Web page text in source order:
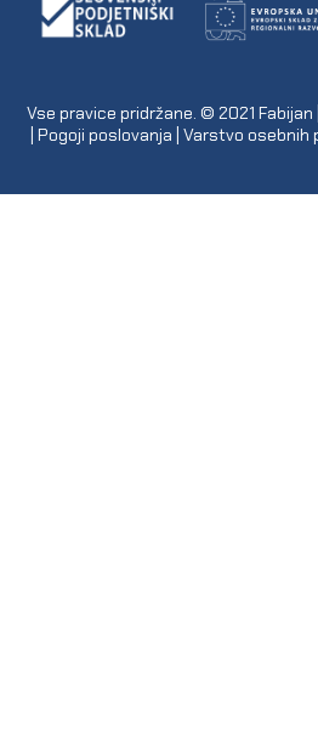
Vse pravice pridržane. © 2021 Fabijan
Pogoji poslovanja Varstvo osebnih